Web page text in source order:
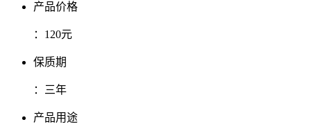
产品价格
： 120元
保质期
： 三年
产品用途